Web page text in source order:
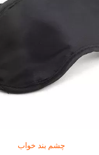
چشم بند خواب